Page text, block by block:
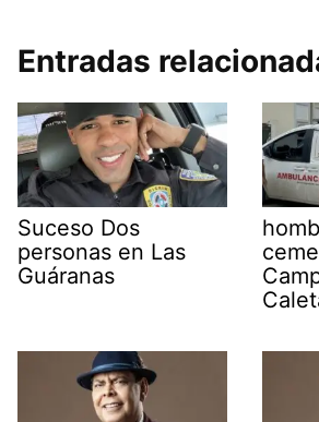
Entradas
Suceso Dos
personas en Las
Guáranas